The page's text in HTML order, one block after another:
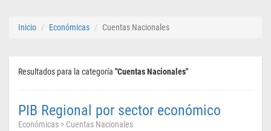
Inicio Económicas Cuentas Nacionales
Resultados para la categoría "Cuentas Nacionales"
PIB Regional por sector económico
Económicas > Cuentas Nacionales